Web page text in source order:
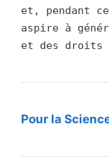
et, pendant
aspire à
et des droits
Pour la